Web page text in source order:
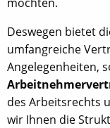
Deswegen bietet
umfangreiche
Angelegenheiten,
des Arbeitsrechts
wir Ihnen die